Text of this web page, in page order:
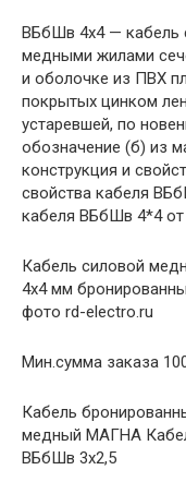
ВБбШв 4х4 — кабель
медными жилами
и оболочке из ПВХ
покрытых цинком
устаревшей, по
обозначение (б) из
конструкция и
свойства кабеля
кабеля ВБбШв 4*4
Кабель силовой
4х4 мм
фото rd-electro.ru
Мин.сумма заказа
Кабель
медный МАГНА
ВБбШв 3х2,5